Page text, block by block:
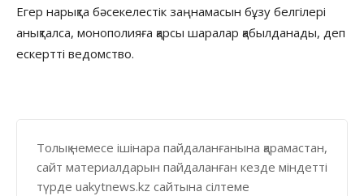
Егер нарықта бәсекелестік заңнамасын бұзу белгілері
анықталса, монополияға қарсы шаралар қабылданады, деп
ескертті ведомство.
Толық немесе ішінара пайдаланғанына қарамастан,
сайт материалдарын пайдаланған кезде міндетті
түрде uakytnews.kz сайтына сілтеме